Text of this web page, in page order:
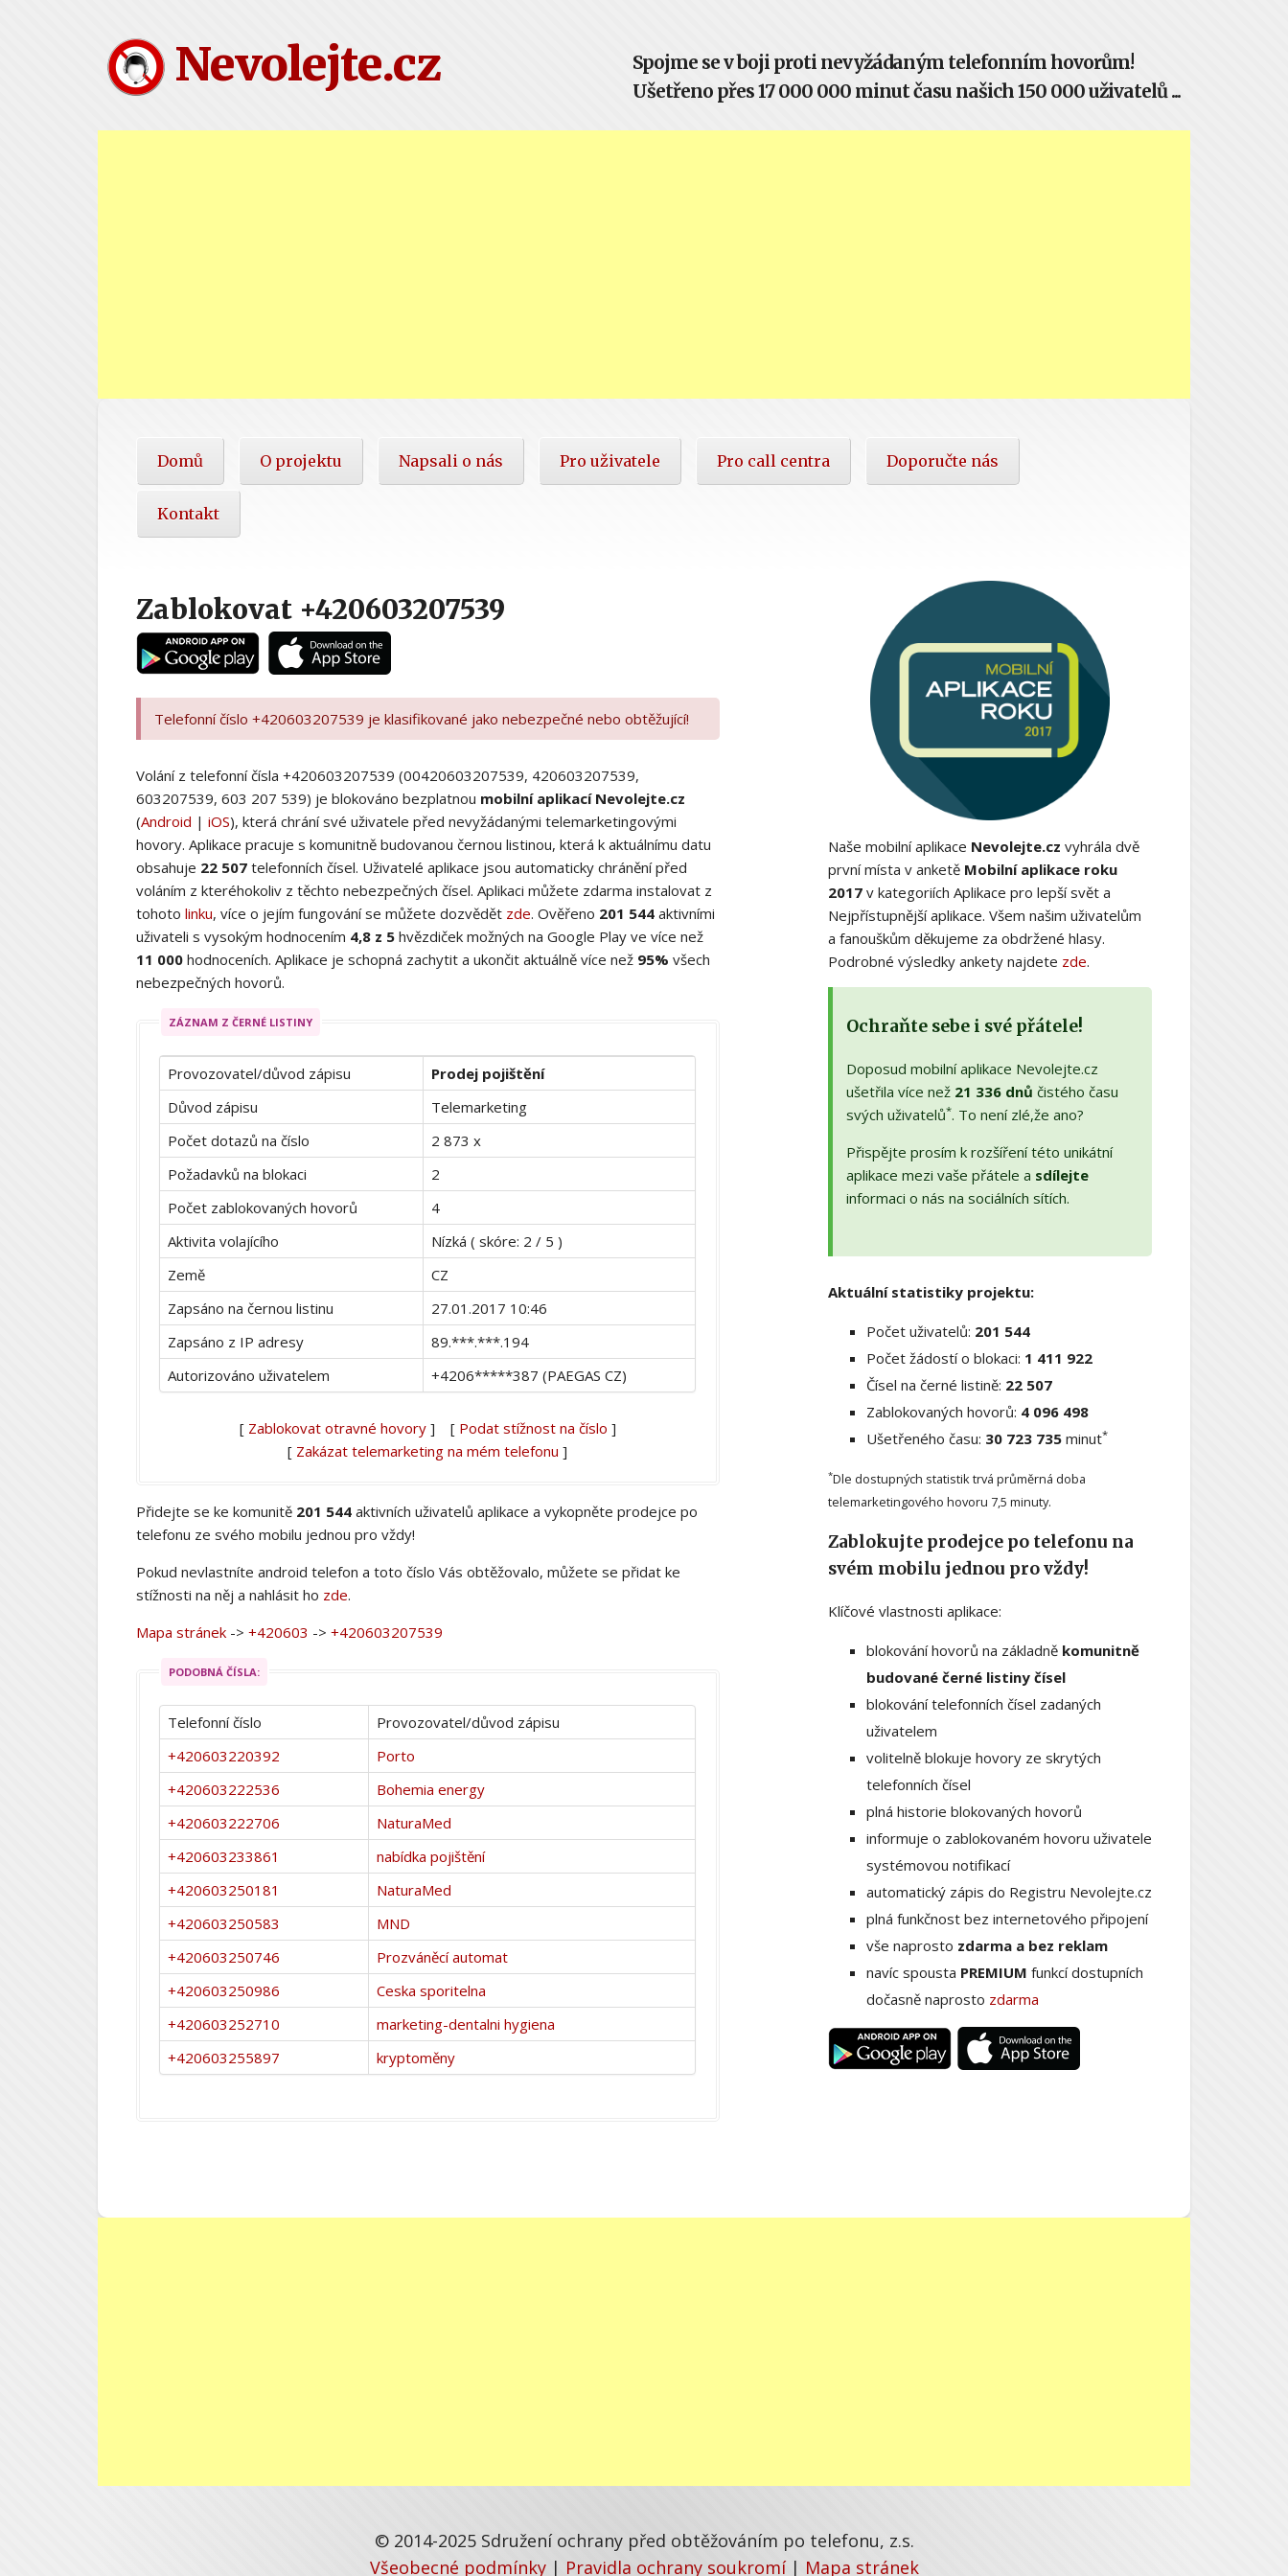
Nevolejte.cz
Spojme se v boji proti nevyžádaným telefonním hovorům!
Ušetřeno přes 17 000 000 minut času našich 150 000 uživatelů ...
Domů O projektu Napsali o nás Pro uživatele Pro call centra Doporučte nás
Kontakt
Zablokovat +420603207539
Telefonní číslo +420603207539 je klasifikované jako nebezpečné nebo obtěžující!
Volání z telefonní čísla +420603207539 (00420603207539, 420603207539,
603207539, 603 207 539) je blokováno bezplatnou mobilní aplikací Nevolejte.cz
(Android | iOS), která chrání své uživatele před nevyžádanými telemarketingovými
hovory. Aplikace pracuje s komunitně budovanou černou listinou, která k aktuálnímu datu
obsahuje 22 507 telefonních čísel. Uživatelé aplikace jsou automaticky chránění před
voláním z kteréhokoliv z těchto nebezpečných čísel. Aplikaci můžete zdarma instalovat z
tohoto linku, více o jejím fungování se můžete dozvědět zde. Ověřeno 201 544 aktivními
uživateli s vysokým hodnocením 4,8 z 5 hvězdiček možných na Google Play ve více než
11 000 hodnoceních. Aplikace je schopná zachytit a ukončit aktuálně více než 95% všech
nebezpečných hovorů.
ZÁZNAM Z ČERNÉ LISTINY
Provozovatel/důvod zápisu
Prodej pojištění
Důvod zápisu
Telemarketing
Počet dotazů na číslo
2 873 x
Požadavků na blokaci
2
Počet zablokovaných hovorů
4
Aktivita volajícího
Nízká ( skóre: 2 / 5 )
Země
CZ
Zapsáno na černou listinu
27.01.2017 10:46
Zapsáno z IP adresy
89.***.***.194
Autorizováno uživatelem
+4206*****387 (PAEGAS CZ)
[ Zablokovat otravné hovory] [ Podat stížnost na číslo ]
[ Zakázat telemarketing na mém telefonu ]
Přidejte se ke komunitě 201 544 aktivních uživatelů aplikace a vykopněte prodejce po
telefonu ze svého mobilu jednou pro vždy!
Pokud nevlastníte android telefon a toto číslo Vás obtěžovalo, můžete se přidat ke
stížnosti na něj a nahlásit ho zde.
Mapa stránek -> +420603 -> +420603207539
PODOBNÁ ČÍSLA:
Telefonní číslo
Provozovatel/důvod zápisu
+420603220392
Porto
+420603222536
Bohemia energy
+420603222706
NaturaMed
+420603233861
nabídka pojištění
+420603250181
NaturaMed
+420603250583
MND
+420603250746
Prozváněcí automat
+420603250986
Ceska sporitelna
+420603252710
marketing-dentalni hygiena
+420603255897
kryptoměny
Naše mobilní aplikace Nevolejte.cz vyhrála dvě
první místa v anketě Mobilní aplikace roku
2017v kategoriích Aplikace pro lepší svět a
Nejpřístupnější aplikace. Všem našim uživatelům
a fanouškům děkujeme za obdržené hlasy.
Podrobné výsledky ankety najdete zde.
Ochraňte sebe i své přátele!
Doposud mobilní aplikace Nevolejte.cz
ušetřila více než 21 336 dnů čistého času
svých uživatelů*. To není zlé,že ano?
Přispějte prosím k rozšíření této unikátní
aplikace mezi vaše přátele a sdílejte
informaci o nás na sociálních sítích.
Aktuální statistiky projektu:
Počet uživatelů: 201 544
Počet žádostí o blokaci: 1 411 922
Čísel na černé listině: 22 507
Zablokovaných hovorů: 4 096 498
Ušetřeného času: 30 723 735minut*
*Dle dostupných statistik trvá průměrná doba
telemarketingového hovoru 7,5 minuty.
Zablokujte prodejce po telefonu na
svém mobilu jednou pro vždy!
Klíčové vlastnosti aplikace:
blokování hovorů na základně komunitně
budované černé listiny čísel
blokování telefonních čísel zadaných
uživatelem
volitelně blokuje hovory ze skrytých
telefonních čísel
plná historie blokovaných hovorů
informuje o zablokovaném hovoru uživatele
systémovou notifikací
automatický zápis do Registru Nevolejte.cz
plná funkčnost bez internetového připojení
vše naprosto zdarma a bez reklam
navíc spousta PREMIUM funkcí dostupních
dočasně naprosto zdarma
© 2014-2025 Sdružení ochrany před obtěžováním po telefonu, z.s.
Všeobecné podmínky | Pravidla ochrany soukromí | Mapa stránek